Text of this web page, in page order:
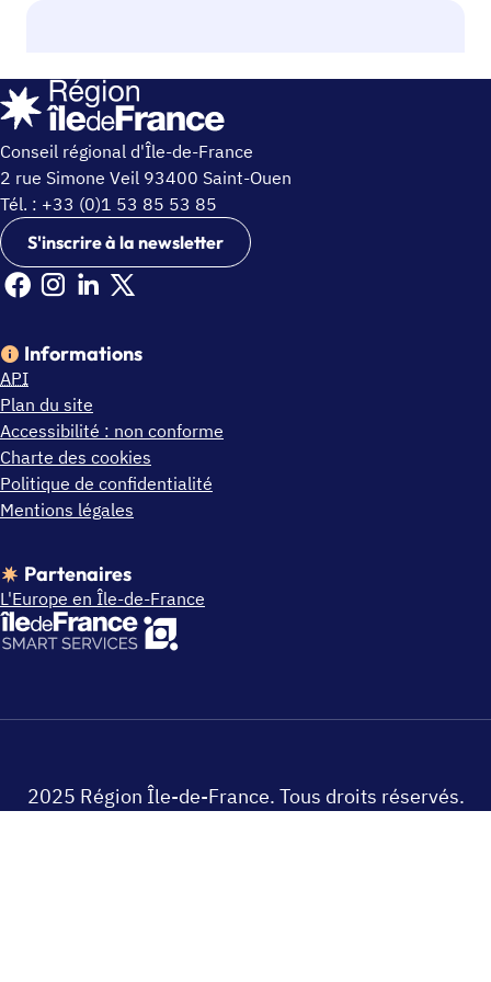
Conseil régional d'Île-de-France
2 rue Simone Veil 93400 Saint-Ouen
Tél. : +33 (0)1 53 85 53 85
S'inscrire à la newsletter
Facebook Ile de France (nouvelle fenêtre)
Instagram Ile de France (nouvelle fenêtre)
Linkedin Ile de France (nouvelle fenêtre)
X Ile de France (nouvelle fenêtre)
Informations
API
Plan du site
Accessibilité : non conforme
Charte des cookies
Politique de confidentialité
Mentions légales
Partenaires
L'Europe en Île-de-France
2025 Région Île-de-France. Tous droits réservés.